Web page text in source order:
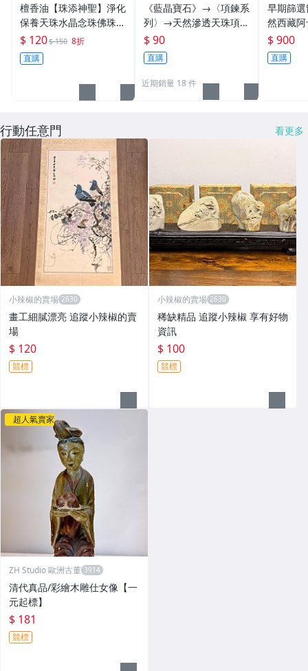
檀香油【珠添神聖】淨化
保養天珠水晶念珠佛珠佛
牌專用的10cc高級老山
檀香油~下標直購~4
$ 120$ 150 8折
直購
《藍晶寶石》→〈項鍊系
列〉→天然滲透天珠項鍊
→X1469含中國結繩
$ 90
直購
近期銷量 18 件
早期篩
然西藏
m小圓
出貨、
92粒→不
$ 900
直購
行動任意門 看更多
小辣椒的賣場
畫工細膩漂亮 追蹤小辣椒的賣
場
$ 120
競標
小辣椒的賣場
稀缺精品 追蹤小辣椒 享有好物
資訊
$ 100
競標
超人氣賣家
ZH Studio 歐洲古董
清代真品/彩繪木雕仕女像【一
元起標】
$ 181
競標